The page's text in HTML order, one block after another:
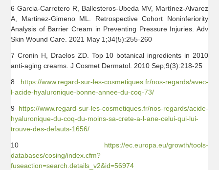
6 Garcia-Carretero R, Ballesteros-Ubeda MV, Martínez-Alvarez
A, Martinez-Gimeno ML. Retrospective Cohort Noninferiority
Analysis of Barrier Cream in Preventing Pressure Injuries. Adv
Skin Wound Care. 2021 May 1;34(5):255-260
7 Cronin H, Draelos ZD. Top 10 botanical ingredients in 2010
anti-aging creams. J Cosmet Dermatol. 2010 Sep;9(3):218-25
8 https://www.regard-sur-les-cosmetiques.fr/nos-regards/avec-
l-acide-hyaluronique-bonne-annee-du-coq-73/
9 https://www.regard-sur-les-cosmetiques.fr/nos-regards/acide-
hyaluronique-du-coq-du-moins-sa-crete-a-l-ane-celui-qui-lui-
trouve-des-defauts-1656/
10 https://ec.europa.eu/growth/tools-
databases/cosing/index.cfm?
fuseaction=search.details_v2&id=56974